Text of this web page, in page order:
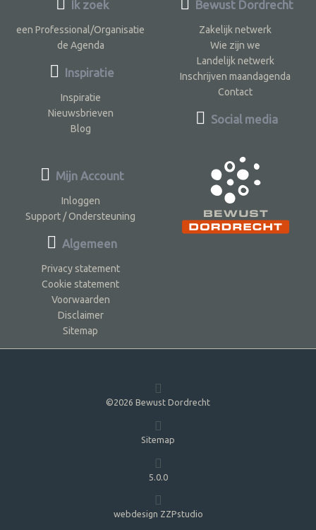
Ik zoek
een Professional/Organisatie
de Agenda
Inspiratie
Inspiratie
Nieuwsbrieven
Blog
Bewust Dordrecht
Zakelijk netwerk
Wie zijn we
Landelijk netwerk
Inschrijven maandagenda
Contact
Social media
Mijn Account
Inloggen
Support / Ondersteuning
Algemeen
Privacy statement
Cookie statement
Voorwaarden
Disclaimer
Sitemap
©2026 Bewust Dordrecht
Sitemap
5.0.0
webdesign ZZPstudio